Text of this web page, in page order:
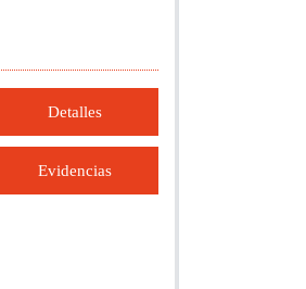
Detalles
Evidencias